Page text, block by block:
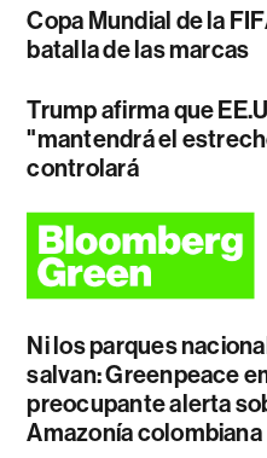
Copa Mundial de la
batalla de las marcas
Trump afirma que
"mantendrá el
controlará
Ni los parques
salvan: Greenpeace
preocupante alerta
Amazonía colombiana